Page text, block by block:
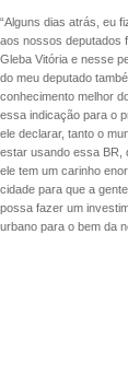
“Alguns dias atrás, eu
aos nossos deputados
Gleba Vitória e nesse
do meu deputado
conhecimento melhor
essa indicação para o
ele declarar, tanto o
estar usando essa BR,
ele tem um carinho
cidade para que a
possa fazer um
urbano para o bem da